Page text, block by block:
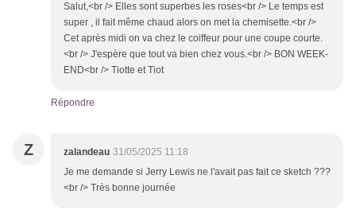
Salut,<br /> Elles sont superbes les roses<br /> Le temps est
super , il fait même chaud alors on met la chemisette.<br />
Cet après midi on va chez le coiffeur pour une coupe courte.
<br /> J'espère que tout va bien chez vous.<br /> BON WEEK-
END<br /> Tiotte et Tiot
Répondre
Z zalandeau 31/05/2025 11:18
Je me demande si Jerry Lewis ne l'avait pas fait ce sketch ???
<br /> Très bonne journée